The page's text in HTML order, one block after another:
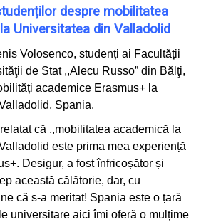
despre mobilitatea
Universitatea din Valladolid
Volosenco, studenți ai Facultății
de Stat ,,Alecu Russo” din Bălţi,
academice Erasmus+ la
Spania.
că ,,mobilitatea academică la
este prima mea experiență
Desigur, a fost înfricoșător și
această călătorie, dar, cu
că s-a meritat! Spania este o țară
universitare aici îmi oferă o mulțime